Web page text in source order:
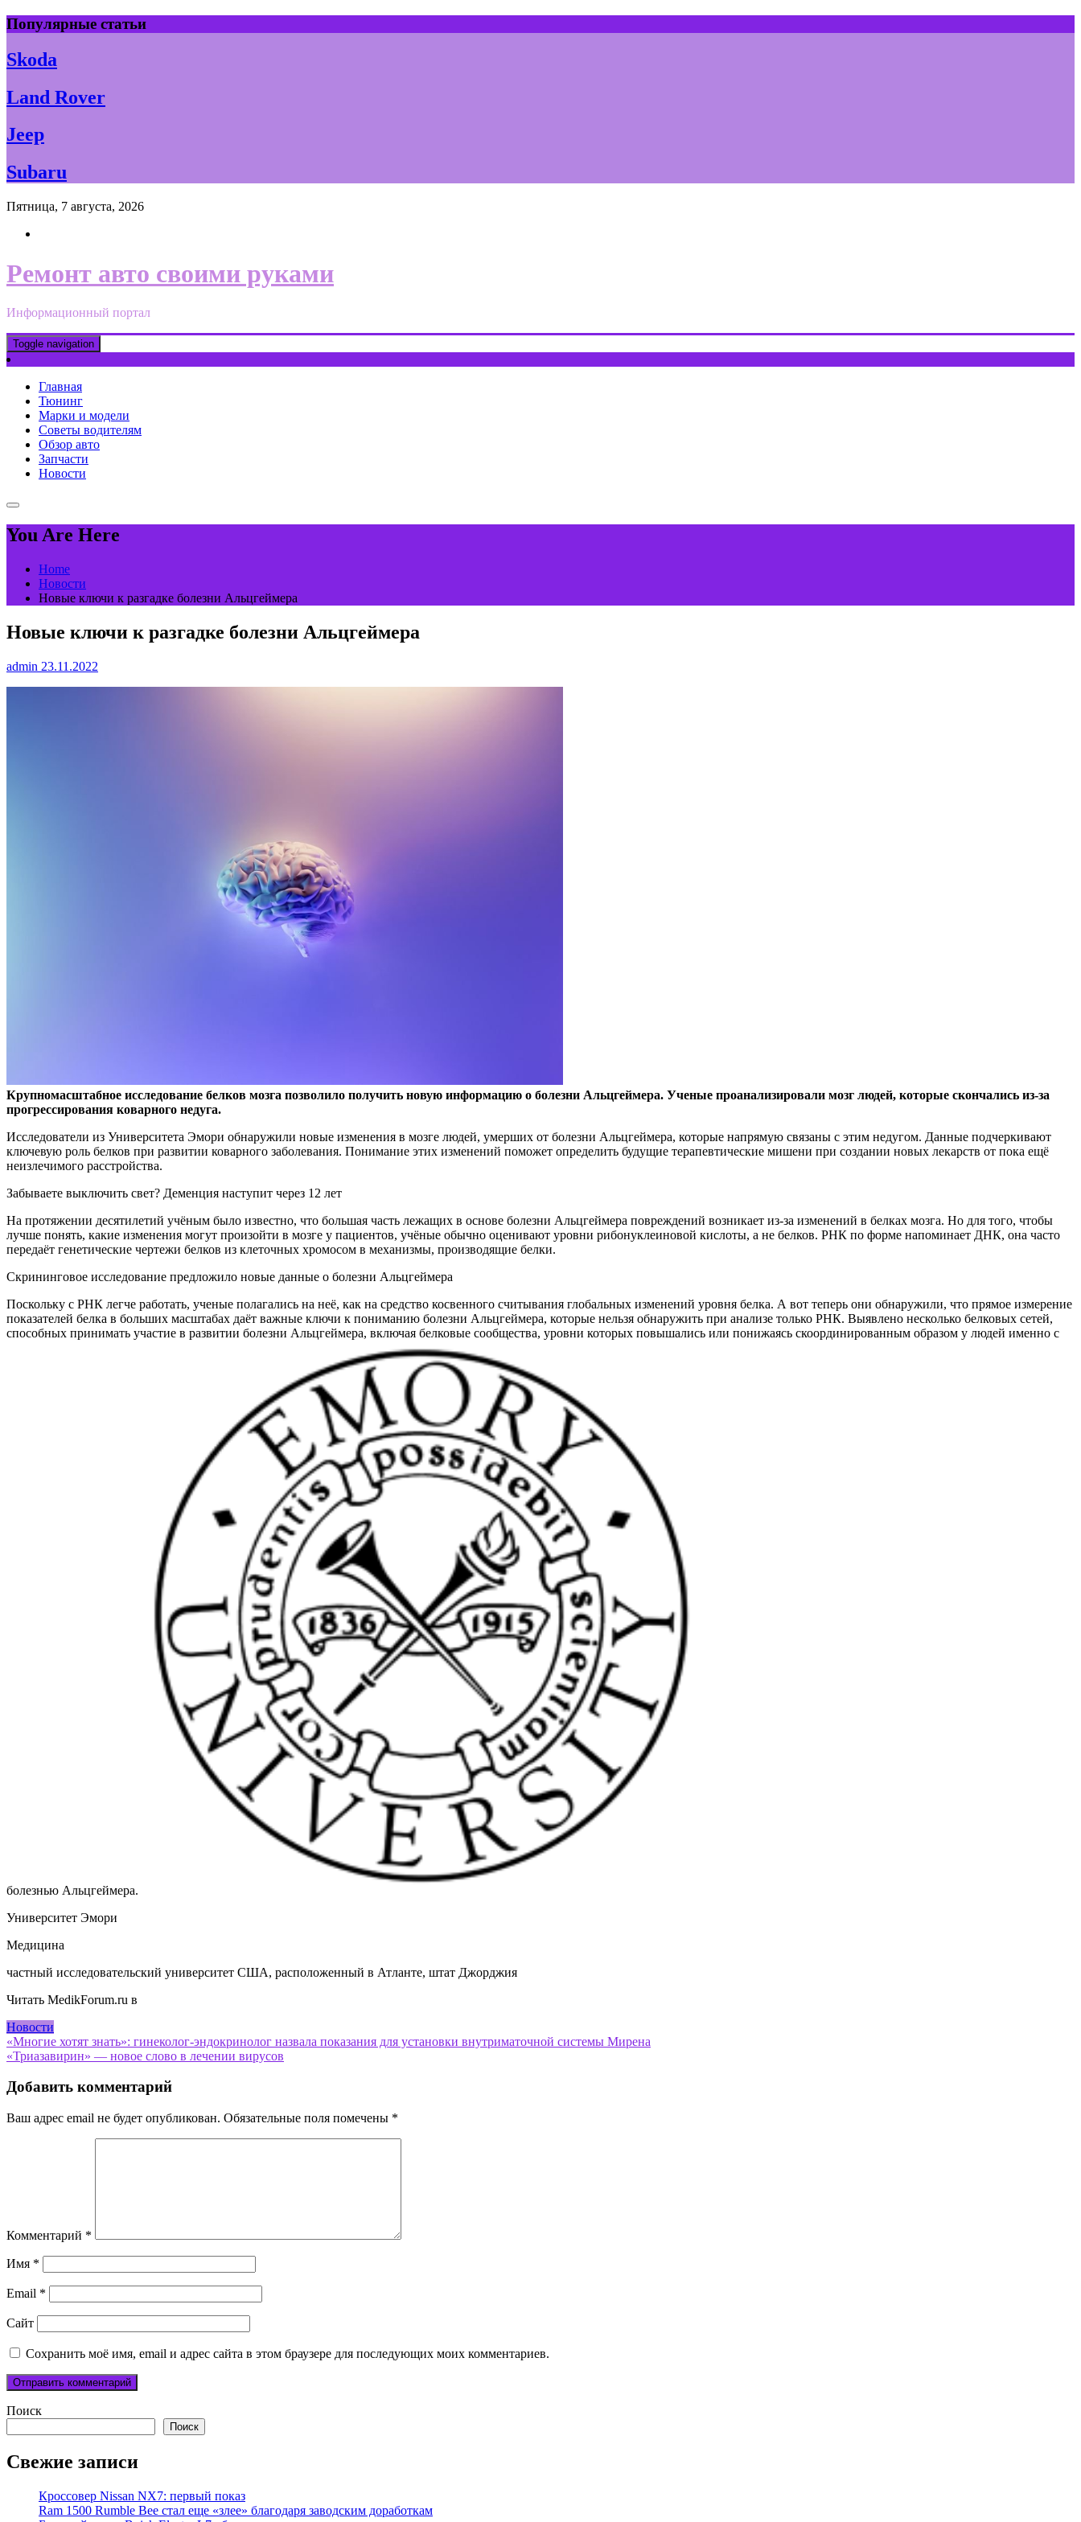
Skip
to
content
Популярные статьи
Skoda
Land Rover
Jeep
Subaru
Пятница, 7 августа, 2026
Ремонт авто своими руками
Информационный портал
Toggle navigation
Главная
Тюнинг
Марки и модели
Советы водителям
Обзор авто
Запчасти
Новости
You Are Here
Home
Новости
Новые ключи к разгадке болезни Альцгеймера
Новые ключи к разгадке болезни Альцгеймера
admin 23.11.2022
Крупномасштабное исследование белков мозга позволило получить новую информацию о болезни Альцгеймера. Ученые проанализировали мозг людей, которые скончались из-за
прогрессирования коварного недуга.
Исследователи из Университета Эмори обнаружили новые изменения в мозге людей, умерших от болезни Альцгеймера, которые напрямую связаны с этим недугом. Данные подчеркивают
ключевую роль белков при развитии коварного заболевания. Понимание этих изменений поможет определить будущие терапевтические мишени при создании новых лекарств от пока ещё
неизлечимого расстройства.
Забываете выключить свет? Деменция наступит через 12 лет
На протяжении десятилетий учёным было известно, что большая часть лежащих в основе болезни Альцгеймера повреждений возникает из-за изменений в белках мозга. Но для того, чтобы
лучше понять, какие изменения могут произойти в мозге у пациентов, учёные обычно оценивают уровни рибонуклеиновой кислоты, а не белков. РНК по форме напоминает ДНК, она часто
передаёт генетические чертежи белков из клеточных хромосом в механизмы, производящие белки.
Скрининговое исследование предложило новые данные о болезни Альцгеймера
Поскольку с РНК легче работать, ученые полагались на неё, как на средство косвенного считывания глобальных изменений уровня белка. А вот теперь они обнаружили, что прямое измерение
показателей белка в больших масштабах даёт важные ключи к пониманию болезни Альцгеймера, которые нельзя обнаружить при анализе только РНК. Выявлено несколько белковых сетей,
способных принимать участие в развитии болезни Альцгеймера, включая белковые сообщества, уровни которых повышались или понижаясь скоординированным образом у людей именно с
болезнью Альцгеймера.
Университет Эмори
Медицина
частный исследовательский университет США, расположенный в Атланте, штат Джорджия
Читать MedikForum.ru в
Новости
Навигация
по
записям
«Многие хотят знать»: гинеколог-эндокринолог назвала показания для установки внутриматочной системы Мирена
«Триазавирин» — новое слово в лечении вирусов
Добавить комментарий
Ваш адрес email не будет опубликован. Обязательные поля помечены *
Комментарий *
Имя *
Email *
Сайт
Сохранить моё имя, email и адрес сайта в этом браузере для последующих моих комментариев.
Поиск
Поиск
Свежие записи
Кроссовер Nissan NX7: первый показ
Ram 1500 Rumble Bee стал еще «злее» благодаря заводским доработкам